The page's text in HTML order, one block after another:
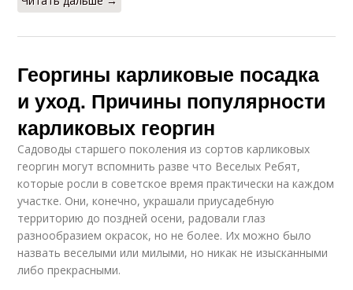
Георгины карликовые посадка
и уход. Причины популярности
карликовых георгин
Садоводы старшего поколения из сортов карликовых
георгин могут вспомнить разве что Веселых Ребят,
которые росли в советское время практически на каждом
участке. Они, конечно, украшали приусадебную
территорию до поздней осени, радовали глаз
разнообразием окрасок, но не более. Их можно было
назвать веселыми или милыми, но никак не изысканными
либо прекрасными.